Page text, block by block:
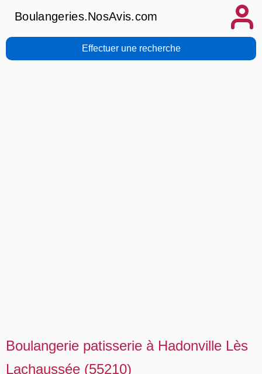
Boulangeries.NosAvis.com
Effectuer une recherche
Boulangerie patisserie à Hadonville Lès
Lachaussée (55210)